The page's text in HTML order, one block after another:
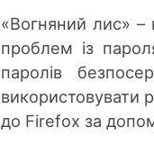
«Вогняний лис» –
проблем із
паролів
використовувати
до Firefox за